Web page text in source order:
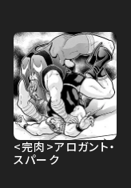
<完肉>アロガント・
スパーク